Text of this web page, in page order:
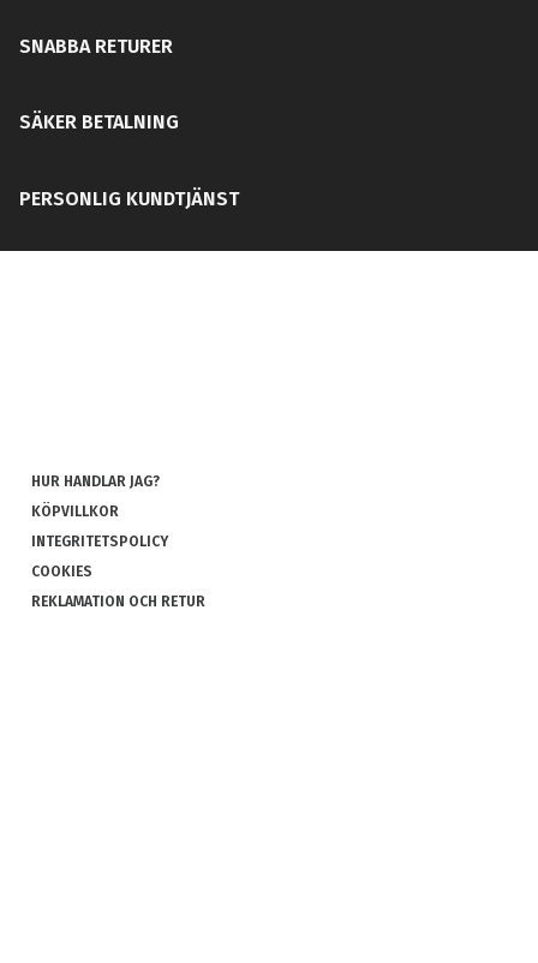
SNABBA RETURER
SÄKER BETALNING
PERSONLIG KUNDTJÄNST
HUR HANDLAR JAG?
KÖPVILLKOR
INTEGRITETSPOLICY
COOKIES
REKLAMATION OCH RETUR